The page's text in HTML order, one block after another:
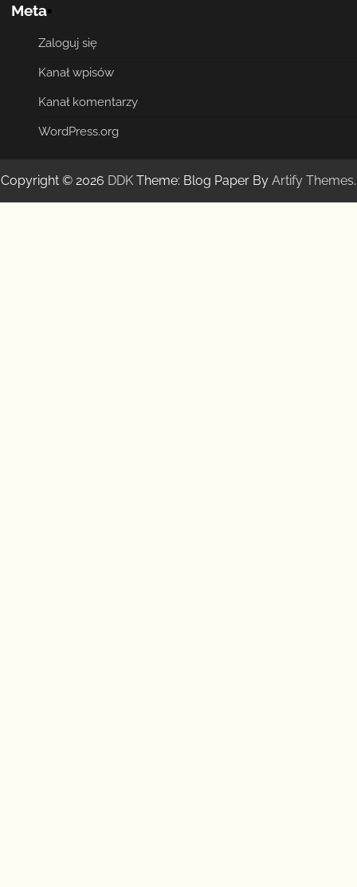
Meta
Zaloguj się
Kanał wpisów
Kanał komentarzy
WordPress.org
Copyright © 2026 DDK Theme: Blog Paper By Artify Themes.